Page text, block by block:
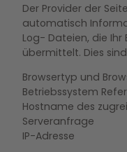
Der Provider der
automatisch
Log- Dateien, die
übermittelt. Dies
Browsertyp und
Betriebssystem
Hostname des
Serveranfrage
IP-Adresse